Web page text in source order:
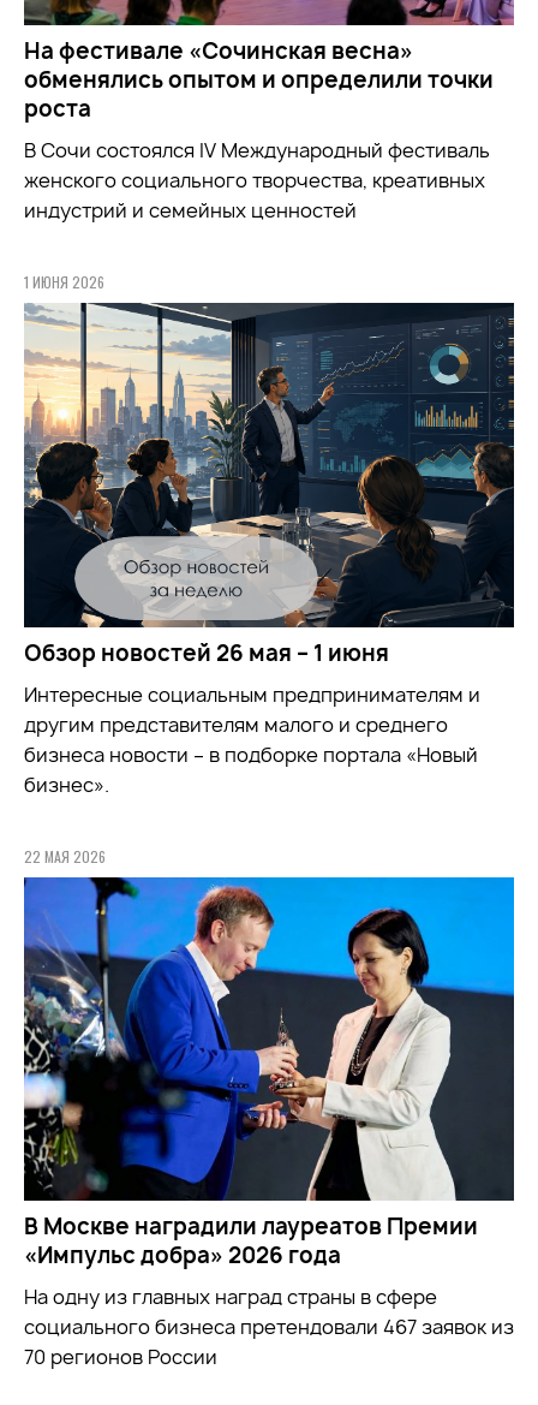
На фестивале «Сочинская весна»
обменялись опытом и определили точки
роста
В Сочи состоялся IV Международный фестиваль
женского социального творчества, креативных
индустрий и семейных ценностей
1 ИЮНЯ 2026
Обзор новостей 26 мая – 1 июня
Интересные социальным предпринимателям и
другим представителям малого и среднего
бизнеса новости – в подборке портала «Новый
бизнес».
22 МАЯ 2026
В Москве наградили лауреатов Премии
«Импульс добра» 2026 года
На одну из главных наград страны в сфере
социального бизнеса претендовали 467 заявок из
70 регионов России